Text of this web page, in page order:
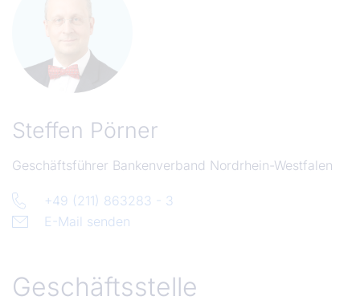
Steffen Pörner
Geschäftsführer Bankenverband Nordrhein-Westfalen
+49 (211) 863283 - 3
E-Mail senden
Geschäftsstelle